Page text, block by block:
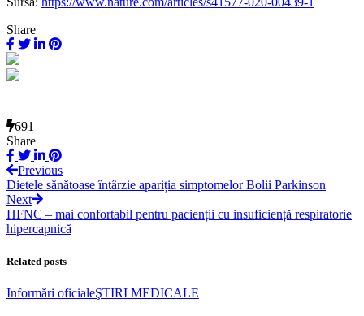
Share
691
Share
Previous
Dietele sănătoase întârzie apariția simptomelor Bolii Parkinson
Next
HFNC – mai confortabil pentru pacienții cu insuficiență respiratorie
hipercapnică
Related posts
Informări oficialeŞTIRI MEDICALE